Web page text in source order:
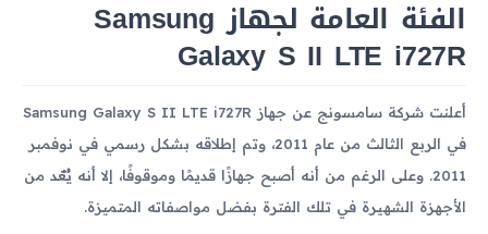
الفئة العامة لجهاز Samsung
Galaxy S II LTE i727R
أعلنت شركة سامسونج عن جهاز Samsung Galaxy S II LTE i727R
في الربع الثالث من عام 2011، وتم إطلاقه بشكل رسمي في نوفمبر
2011. وعلى الرغم من أنه أصبح جهازًا قديمًا وموقوفًا، إلا أنه يُعّد من
الأجهزة الشهيرة في تلك الفترة بفضل مواصفاته المتميزة.